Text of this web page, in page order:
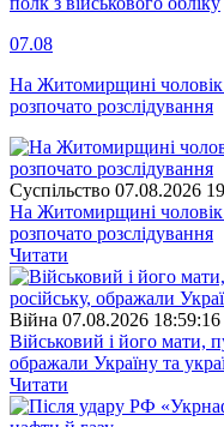
07.08
На Житомирщині
розпочато розслідування
Суспiльство 07.08.2026
На Житомирщині
розпочато розслідування
Читати
Війна 07.08.2026 18:59:16
Військовий і його мати,
ображали Україну та
Читати